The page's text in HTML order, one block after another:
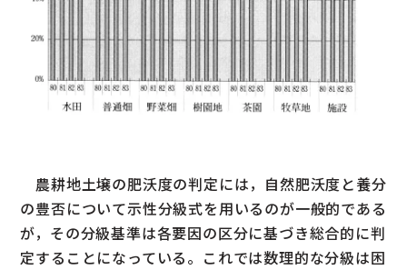
農耕地土壌の肥沃度の判定には，自然肥沃度と養分
の豊否について示性分級式を用いるのが一般的である
が，その分級基準は各要因の区分に基づき総合的に判
定することになっている。これでは数理的な分級は困